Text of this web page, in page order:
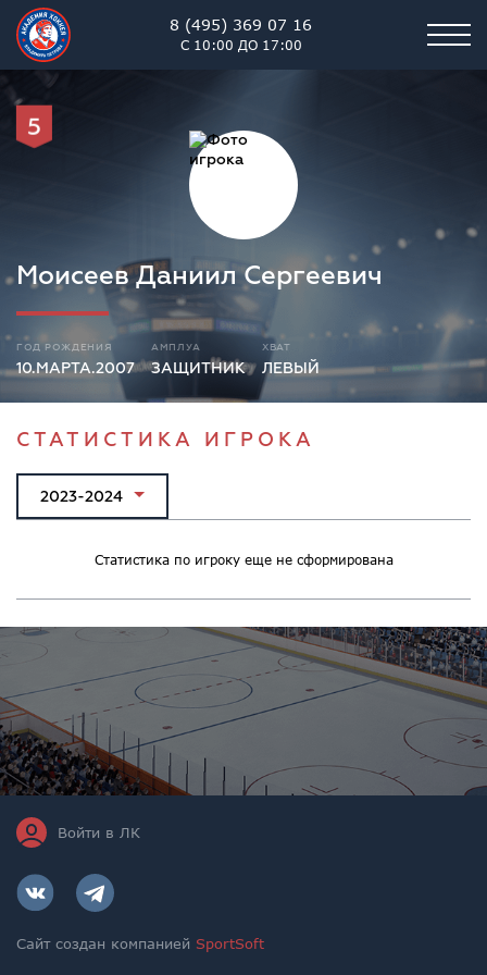
8 (495) 369 07 16
С 10:00 ДО 17:00
5
Моисеев Даниил Сергеевич
ГОД РОЖДЕНИЯ
10.МАРТА.2007
АМПЛУА
ЗАЩИТНИК
ХВАТ
ЛЕВЫЙ
СТАТИСТИКА ИГРОКА
2023-2024
Статистика по игроку еще не сформирована
Войти в ЛК
Сайт создан компанией SportSoft